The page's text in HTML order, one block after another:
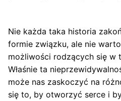
Nie każda taka historia
formie związku, ale nie
możliwości rodzących się w
Właśnie ta
może nas zaskoczyć na
się to, by otworzyć serce i